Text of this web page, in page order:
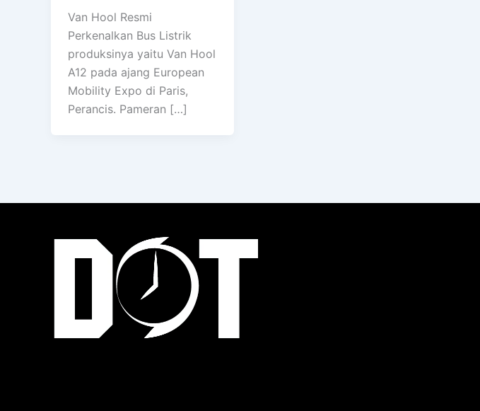
Van Hool Resmi
Perkenalkan Bus Listrik
produksinya yaitu Van Hool
A12 pada ajang European
Mobility Expo di Paris,
Perancis. Pameran […]